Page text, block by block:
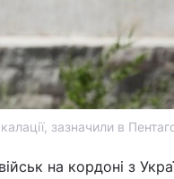
зазначили в
на кордоні з